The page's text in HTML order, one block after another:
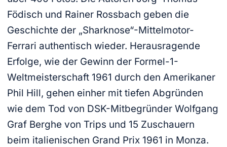
Födisch und Rainer Rossbach geben die
Geschichte der „Sharknose“-Mittelmotor-
Ferrari authentisch wieder. Herausragende
Erfolge, wie der Gewinn der Formel-1-
Weltmeisterschaft 1961 durch den Amerikaner
Phil Hill, gehen einher mit tiefen Abgründen
wie dem Tod von DSK-Mitbegründer Wolfgang
Graf Berghe von Trips und 15 Zuschauern
beim italienischen Grand Prix 1961 in Monza.